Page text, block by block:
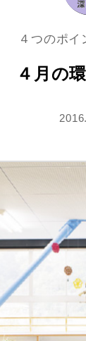
４つのポイ
４月の